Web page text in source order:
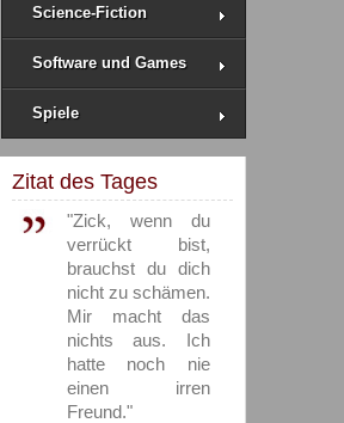
Science-Fiction
Software und Games
Spiele
Zitat des Tages
"Zick, wenn du
verrückt bist,
brauchst du dich
nicht zu schämen.
Mir macht das
nichts aus. Ich
hatte noch nie
einen irren
Freund."